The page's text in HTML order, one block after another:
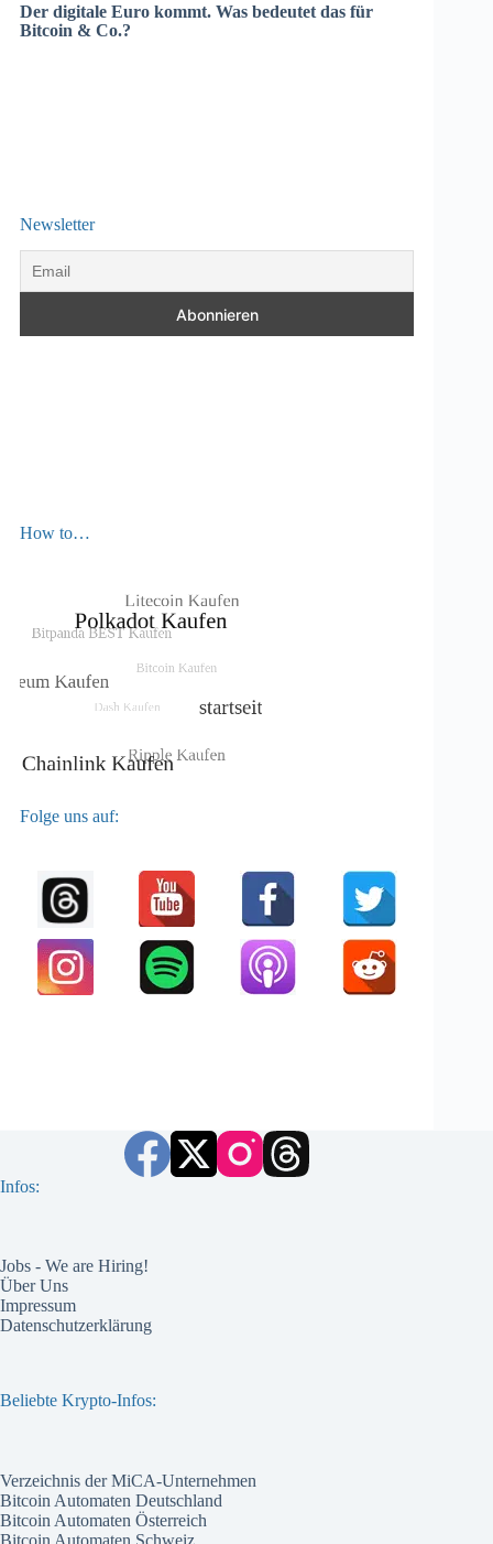
Der digitale Euro kommt. Was bedeutet das für
Bitcoin & Co.?
Newsletter
How to…
Folge uns auf:
Infos:
Jobs - We are Hiring!
Über Uns
Impressum
Datenschutzerklärung
Beliebte Krypto-Infos:
Verzeichnis der MiCA-Unternehmen
Bitcoin Automaten Deutschland
Bitcoin Automaten Österreich